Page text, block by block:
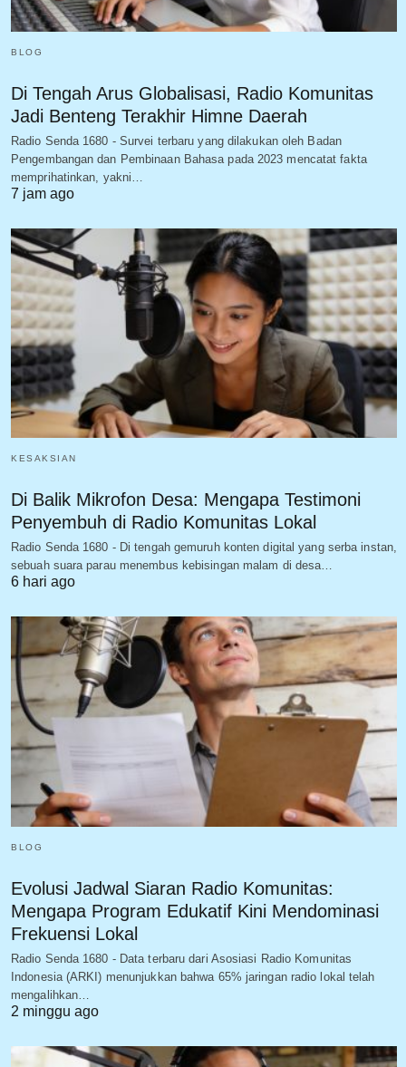
BLOG
Di Tengah Arus Globalisasi, Radio Komunitas
Jadi Benteng Terakhir Himne Daerah
Radio Senda 1680 - Survei terbaru yang dilakukan oleh Badan
Pengembangan dan Pembinaan Bahasa pada 2023 mencatat fakta
memprihatinkan, yakni…
7 jam ago
KESAKSIAN
Di Balik Mikrofon Desa: Mengapa Testimoni
Penyembuh di Radio Komunitas Lokal
Radio Senda 1680 - Di tengah gemuruh konten digital yang serba instan,
sebuah suara parau menembus kebisingan malam di desa…
6 hari ago
BLOG
Evolusi Jadwal Siaran Radio Komunitas:
Mengapa Program Edukatif Kini Mendominasi
Frekuensi Lokal
Radio Senda 1680 - Data terbaru dari Asosiasi Radio Komunitas
Indonesia (ARKI) menunjukkan bahwa 65% jaringan radio lokal telah
mengalihkan…
2 minggu ago